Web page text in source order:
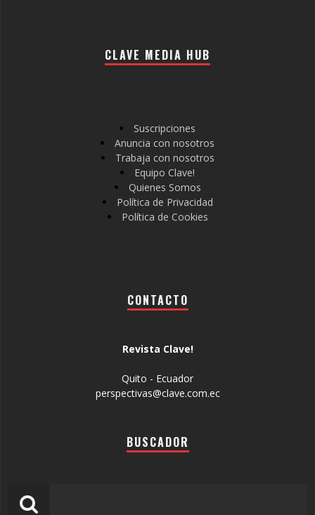
CLAVE MEDIA HUB
Suscripciones
Anuncia con nosotros
Trabaja con nosotros
Equipo Clave!
Quienes Somos
Política de Privacidad
Política de Cookies
CONTACTO
Revista Clave!
Quito - Ecuador
perspectivas@clave.com.ec
BUSCADOR